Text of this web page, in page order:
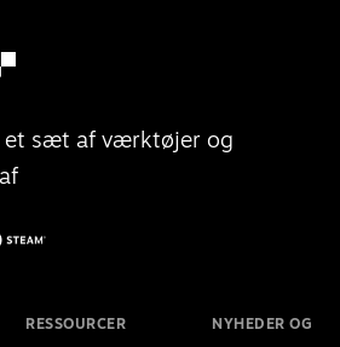
et sæt af værktøjer og
RESSOURCER
NYHEDER OG